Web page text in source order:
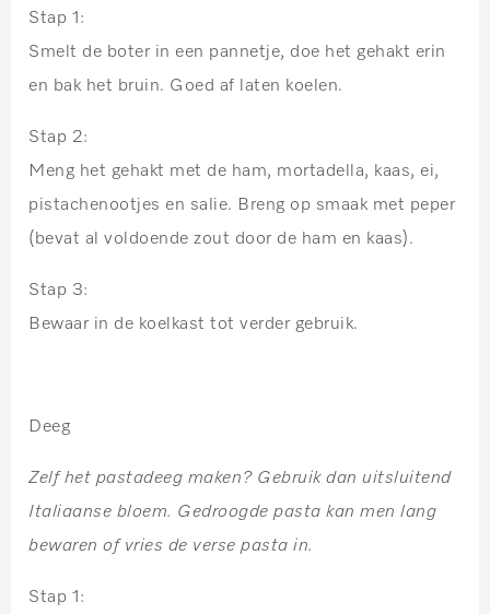
Stap 1:
Smelt de boter in een pannetje, doe het gehakt erin
en bak het bruin. Goed af laten koelen.
Stap 2:
Meng het gehakt met de ham, mortadella, kaas, ei,
pistachenootjes en salie. Breng op smaak met peper
(bevat al voldoende zout door de ham en kaas).
Stap 3:
Bewaar in de koelkast tot verder gebruik.
Deeg
Zelf het pastadeeg maken? Gebruik dan uitsluitend
Italiaanse bloem. Gedroogde pasta kan men lang
bewaren of vries de verse pasta in.
Stap 1: